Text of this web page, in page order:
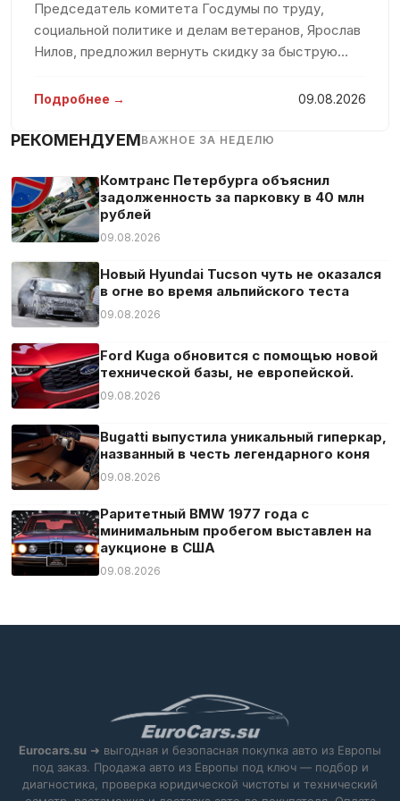
Навигационная система
Подготовка навигации
Подлокотник
Полная история обслуживания
Противотуманная фара
Распознавание дорожных знаков
Сажевый фильтр
Светодиодные габаритные огни
Светодиодные фары
Сенсорный экран
Сетка в багажнике
Система «старт-стоп»
Система аварийного вызова
Система контроля скоростного режима
Система оповещения о расстоянии
Система предупреждения об усталости
Спортивные сиденья
Тюнер/радио
Центральный замок
Председатель комитета Госдумы по труду,
социальной политике и делам ветеранов, Ярослав
Нилов, предложил вернуть скидку за быструю
движения к прежнему уровню в 50 процентов.
Подробнее → 09.08.2026
РЕКОМЕНДУЕМВАЖНОЕ ЗА НЕДЕЛЮ
Комтранс Петербурга объяснил
задолженность за парковку в 40 млн
рублей
09.08.2026
Новый Hyundai Tucson чуть не оказался
в огне во время альпийского теста
09.08.2026
Ford Kuga обновится с помощью новой
технической базы, не европейской.
09.08.2026
Bugatti выпустила уникальный гиперкар,
названный в честь легендарного коня
09.08.2026
Раритетный BMW 1977 года с
минимальным пробегом выставлен на
аукционе в США
09.08.2026
Eurocars.su ➜ выгодная и безопасная покупка авто из Европы
под заказ. Продажа авто из Европы под ключ — подбор и
диагностика, проверка юридической чистоты и технический